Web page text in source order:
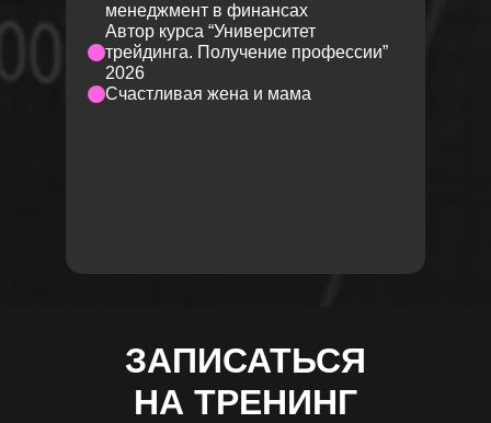
менеджмент в финансах
Автор курса “Университет
трейдинга. Получение профессии”
2026
Счастливая жена и мама
ЗАПИСАТЬСЯ
НА ТРЕНИНГ